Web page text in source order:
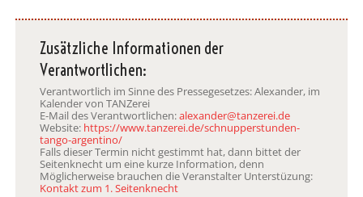
Zusätzliche Informationen der
Verantwortlichen:
Verantwortlich im Sinne des Pressegesetzes: Alexander, im
Kalender von TANZerei
E-Mail des Verantwortlichen:alexander@tanzerei.de
Website: https://www.tanzerei.de/schnupperstunden-
tango-argentino/
Falls dieser Termin nicht gestimmt hat, dann bittet der
Seitenknecht um eine kurze Information, denn
Möglicherweise brauchen die Veranstalter Unterstüzung:
Kontakt zum 1. Seitenknecht